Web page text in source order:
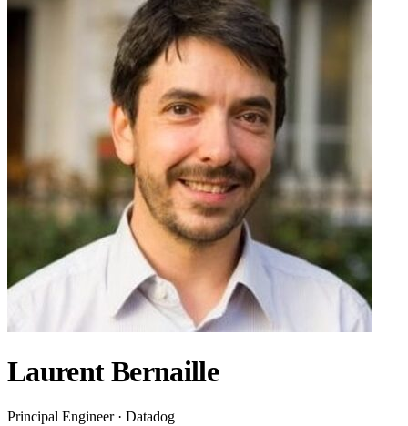
Laurent Bernaille
Principal Engineer · Datadog